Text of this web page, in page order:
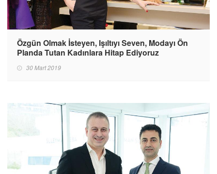
Özgün Olmak İsteyen, Işıltıyı Seven, Modayı Ön
Planda Tutan Kadınlara Hitap Ediyoruz
30 Mart 2019